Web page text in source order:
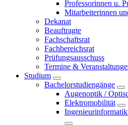
Professorinnen u.
Mitarbeiterinnen
Dekanat
Beauftragte
Fachschaftsrat
Fachbereichsrat
Prüfungsausschuss
Termine &
Studium
Bachelorstudiengänge
Augenoptik /
Elektromobilität